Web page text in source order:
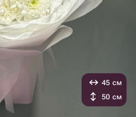
45 см
50 см